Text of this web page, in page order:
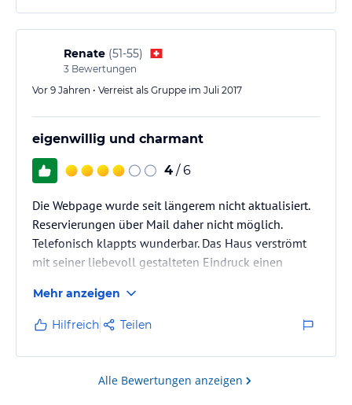
Renate (51-55)
3 Bewertungen
Vor 9 Jahren • Verreist als Gruppe im Juli 2017
eigenwillig und charmant
4 / 6
Die Webpage wurde seit längerem nicht aktualisiert.
Reservierungen über Mail daher nicht möglich.
Telefonisch klappts wunderbar. Das Haus verströmt
mit seiner liebevoll gestalteten Eindruck einen
Nachbesserungen sind sehr gelungen, doch erfolgen
diese Step-by-step. So fällt einem sofort der
repariernötige Stuhl ins Auge. Die Bedienung im
Restauration ist etwas eigenwillig, jedoch freundlich.
Das Esser hervorragend und mehr als genug.
Mehr anzeigen
Hilfreich Teilen
Alle Bewertungen anzeigen